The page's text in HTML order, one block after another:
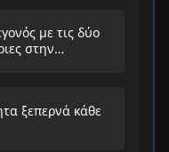
με τις δύο
στην
ξεπερνά κάθε